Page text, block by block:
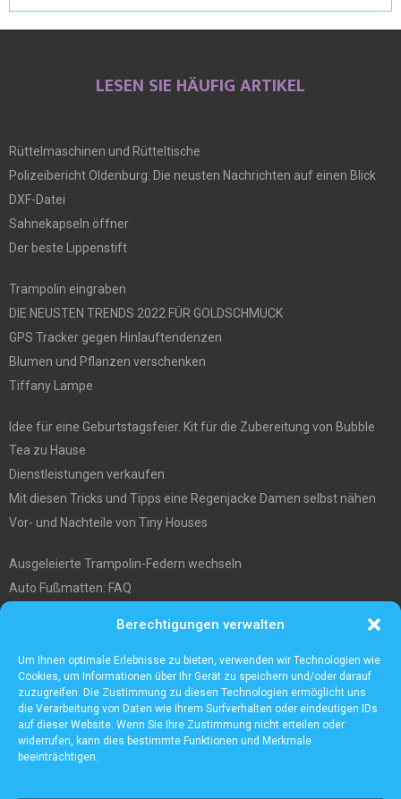
Berechtigungen verwalten
Um Ihnen optimale Erlebnisse zu bieten, verwenden wir Technologien wie
Cookies, um Informationen über Ihr Gerät zu speichern und/oder darauf
zuzugreifen. Die Zustimmung zu diesen Technologien ermöglicht uns
die Verarbeitung von Daten wie Ihrem Surfverhalten oder eindeutigen IDs
auf dieser Website. Wenn Sie Ihre Zustimmung nicht erteilen oder
widerrufen, kann dies bestimmte Funktionen und Merkmale
beeinträchtigen.
LESEN SIE HÄUFIG ARTIKEL
Rüttelmaschinen und Rütteltische
Polizeibericht Oldenburg: Die neusten Nachrichten auf einen Blick
DXF-Datei
Sahnekapseln öffner
Der beste Lippenstift
Trampolin eingraben
DIE NEUSTEN TRENDS 2022 FÜR GOLDSCHMUCK
GPS Tracker gegen Hinlauftendenzen
Blumen und Pflanzen verschenken
Tiffany Lampe
Idee für eine Geburtstagsfeier. Kit für die Zubereitung von Bubble
Tea zu Hause
Dienstleistungen verkaufen
Mit diesen Tricks und Tipps eine Regenjacke Damen selbst nähen
Vor- und Nachteile von Tiny Houses
Ausgeleierte Trampolin-Federn wechseln
Auto Fußmatten: FAQ
Was Sie über die Außenlagerung von Waren und Produkten wissen
müssen